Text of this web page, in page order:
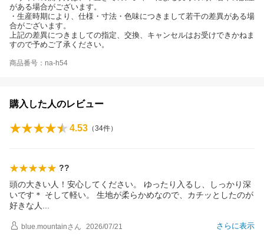
がある場合がございます。
・生産時期により、仕様・寸法・色味につきまして若干の差異がある場
合がございます。
上記の差異につきましての指定、交換、キャンセルはお受けできかねま
すので予めご了承ください。
商品番号：na-h54
購入した人のレビュー
4.53 （34件）
??
頭の大きい人！安心してください。 ゆったり入るし、しっかり深
いです＊ そして軽い。 生地が柔らかめなので、カチッとしたのが
好きな 人
さらに表示
blue.mountainさん 2026/07/21